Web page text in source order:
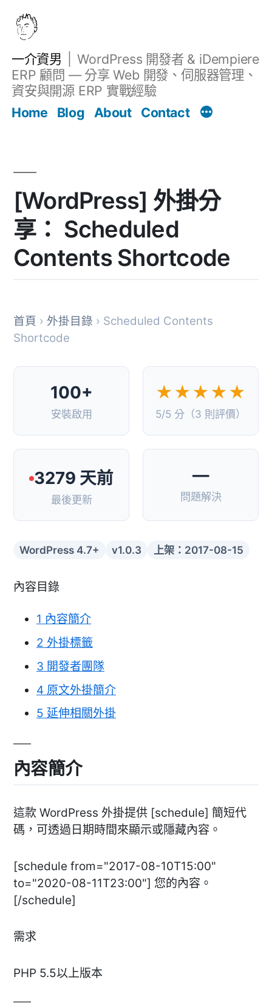
一介資男
WordPress 開發者 & iDempiere
ERP 顧問 — 分享 Web 開發、伺服器管理、
資安與開源 ERP 實戰經驗
Home
Blog About Contact
[WordPress] 外掛分
享： Scheduled
Contents Shortcode
首頁 › 外掛目錄 › Scheduled Contents
Shortcode
100+
安裝啟用
★★★★★
5/5 分（3 則評價）
3279 天前
最後更新
—
問題解決
WordPress 4.7+ v1.0.3 上架：2017-08-15
內容目錄
1 內容簡介
2 外掛標籤
3 開發者團隊
4 原文外掛簡介
5 延伸相關外掛
內容簡介
這款 WordPress 外掛提供 [schedule] 簡短代
碼，可透過日期時間來顯示或隱藏內容。
[schedule from="2017-08-10T15:00"
to="2020-08-11T23:00"] 您的內容。
[/schedule]
需求
PHP 5.5以上版本
文章